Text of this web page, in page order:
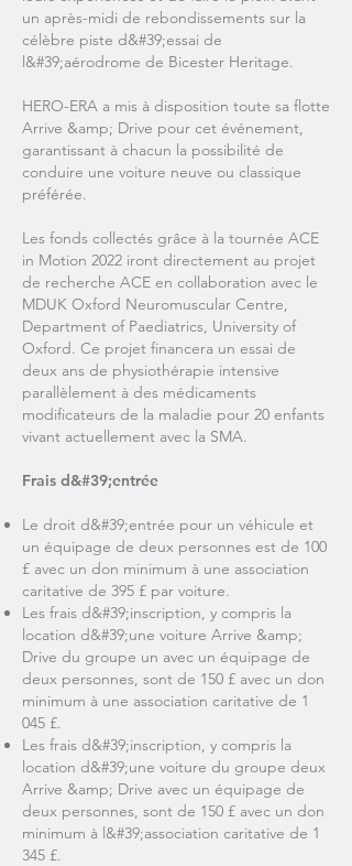
un après-midi de rebondissements sur la
célèbre piste d&#39;essai de
l&#39;aérodrome de Bicester Heritage.
HERO-ERA a mis à disposition toute sa flotte
Arrive &amp; Drive pour cet événement,
garantissant à chacun la possibilité de
conduire une voiture neuve ou classique
préférée.
Les fonds collectés grâce à la tournée ACE
in Motion 2022 iront directement au projet
de recherche ACE en collaboration avec le
MDUK Oxford Neuromuscular Centre,
Department of Paediatrics, University of
Oxford. Ce projet financera un essai de
deux ans de physiothérapie intensive
parallèlement à des médicaments
modificateurs de la maladie pour 20 enfants
vivant actuellement avec la SMA.
Frais d&#39;entrée
Le droit d&#39;entrée pour un véhicule et
un équipage de deux personnes est de 100
£ avec un don minimum à une association
caritative de 395 £ par voiture.
Les frais d&#39;inscription, y compris la
location d&#39;une voiture Arrive &amp;
Drive du groupe un avec un équipage de
deux personnes, sont de 150 £ avec un don
minimum à une association caritative de 1
045 £.
Les frais d&#39;inscription, y compris la
location d&#39;une voiture du groupe deux
Arrive &amp; Drive avec un équipage de
deux personnes, sont de 150 £ avec un don
minimum à l&#39;association caritative de 1
345 £.